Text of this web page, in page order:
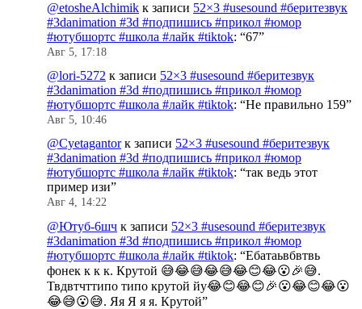
@etosheAlchimik к записи 52×3 #usesound #беритезвук
#3danimation #3d #подпишись #прикол #юмор
#ютубшортс #школа #лайк #tiktok: “67”
Авг 5, 17:18
@lori-5272 к записи 52×3 #usesound #беритезвук
#3danimation #3d #подпишись #прикол #юмор
#ютубшортс #школа #лайк #tiktok: “Не правильно 159”
Авг 5, 10:46
@Cyetagantorк записи 52×3 #usesound #беритезвук
#3danimation #3d #подпишись #прикол #юмор
#ютубшортс #школа #лайк #tiktok: “так ведь этот
пример изи”
Авг 4, 14:22
@Ютуб-6шч к записи 52×3 #usesound #беритезвук
#3danimation #3d #подпишись #прикол #юмор
#ютубшортс #школа #лайк #tiktok: “Ебатаьвбвтвь
фонек к к к. Крутой 😅😂😅😂😅😂😊😂😮🎉😅.
Твдвтчттипо типо крутой йу😂😊😂😊🎉😮😂😊😂😮
😂😅😮😅. Яя Я я я. Крутой”